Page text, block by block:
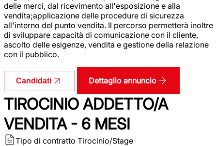
delle merci, dal ricevimento all'esposizione e alla
vendita;applicazione delle procedure di sicurezza
all'interno del punto vendita. Il percorso permetterà inoltre
di sviluppare capacità di comunicazione con il cliente,
ascolto delle esigenze, vendita e gestione della relazione
con il pubblico.
Candidati Dettaglio annuncio
TIROCINIO ADDETTO/A
VENDITA - 6 MESI
Tipo di contratto Tirocinio/Stage